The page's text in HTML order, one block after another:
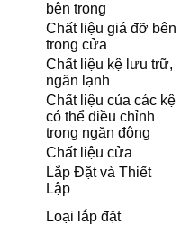
bên trong
Chất liệu giá đỡ bên
trong cửa
Chất liệu kệ lưu trữ,
ngăn lạnh
Chất liệu của các kệ
có thể điều chỉnh
trong ngăn đông
Chất liệu cửa
Lắp Đặt và Thiết
Lập
Loại lắp đặt